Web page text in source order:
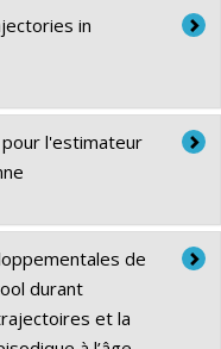
in
l'estimateur
de
durant
et la